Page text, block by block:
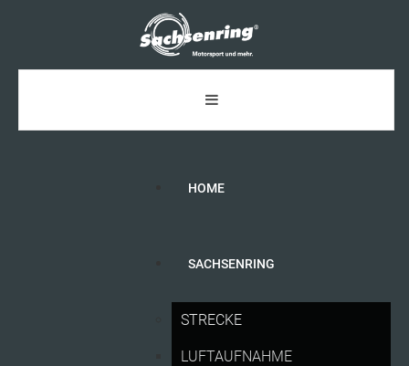
HOME
SACHSENRING
STRECKE
LUFTAUFNAHME
SACHSENRING-NEWS